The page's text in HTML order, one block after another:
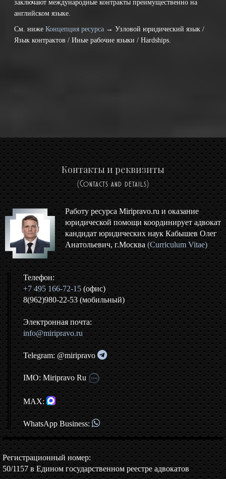
заключают международные контракты преимущественно на
английском языке.
См. нижеКонцепция ресурса → Узловой юридический язык /
Язык контрактов / Иные рабочие языки / Hardships.
Контакты и реквизиты
(Contacts and details)
Работу ресурса Miripravo.ru и оказание
юридической помощи координирует адвокат
кандидат юридических наук Кабышев Олег
Анатольевич, г.Москва (Curriculum Vitae)
Телефон:
+7 495 166-72-15(офис)
8(962)980-22-53 (мобильный)
Электронная почта:
info@miripravo.ru
Telegram: @miripravo
IMO: Miripravo Ru
MAX:
WhatsApp Business:
Регистрационный номер:
50/1157 в Едином государственном реестре адвокатов